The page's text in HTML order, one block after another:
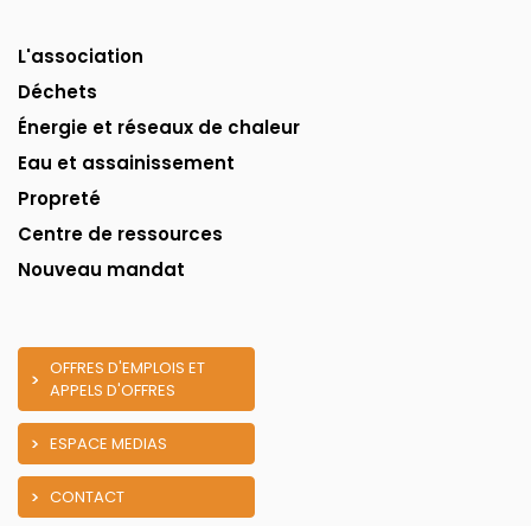
L'association
Déchets
Énergie et réseaux de chaleur
Eau et assainissement
Propreté
Centre de ressources
Nouveau mandat
OFFRES D'EMPLOIS ET
APPELS D'OFFRES
ESPACE MEDIAS
CONTACT